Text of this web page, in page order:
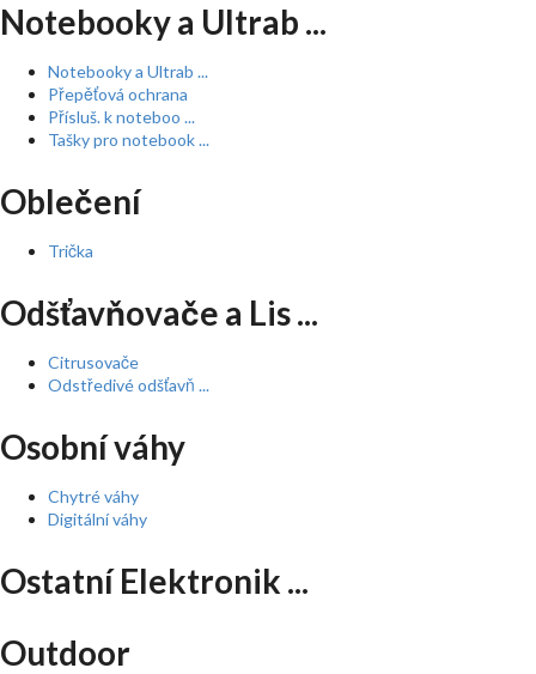
Notebooky a Ultrab ...
Notebooky a Ultrab ...
Přepěťová ochrana
Přísluš. k noteboo ...
Tašky pro notebook ...
Oblečení
Trička
Odšťavňovače a Lis ...
Citrusovače
Odstředivé odšťavň ...
Osobní váhy
Chytré váhy
Digitální váhy
Ostatní Elektronik ...
Outdoor